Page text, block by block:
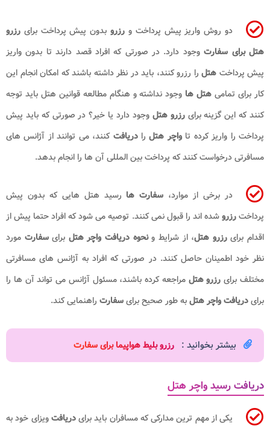
دو روش واریز پیش پرداخت و رزروبدون پیش پرداخت برای رزرو
هتل برای سفارتوجود دارد. در صورتی که افراد قصد دارند تا بدون واریز
پیش پرداخت هتل را رزرو کنند، باید در نظر داشته باشند که امکان انجام این
کار برای تمامی هتل ها وجود نداشته و هنگام مطالعه قوانین هتل باید توجه
کنند که این گزینه برایرزرو هتل وجود دارد یا خیر؟ در صورتی که باید پیش
پرداخت را واریز کرده تاواچر هتلرادریافت کنند، می توانند از آژانس های
مسافرتی درخواست کنند که پرداخت بین المللی آن ها را انجام بدهد.
در برخی از موارد، سفارت ها رسید هتل هایی که بدون پیش
پرداخترزروشده اند را قبول نمی کنند. توصیه می شود که افراد حتما پیش از
اقدام برایرزرو هتل، از شرایط ونحوه دریافت واچر هتل برایسفارت مورد
نظر خود اطمینان حاصل کنند. در صورتی که افراد به آژانس های مسافرتی
مختلف برای رزرو هتل مراجعه کرده باشند، مسئول آژانس می تواند آن ها را
برایدریافت واچر هتلبه طور صحیح برایسفارت راهنمایی کند.
بیشتر بخوانید : رزرو بلیط هواپیما برای سفارت
دریافت رسید واچر هتل
یکی از مهم ترین مدارکی که مسافران باید برایدریافتویزای خود به